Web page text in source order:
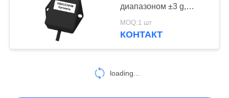
датчик уклономера
19
диапазоном ±3 g,
разрешением 0.001g и
полосой пропускания
самолета
MOQ:1 шт
КОНТАКТ
loading...